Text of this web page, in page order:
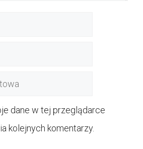
dane w tej przeglądarce
kolejnych komentarzy.